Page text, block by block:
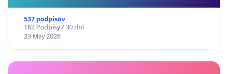
537 podpisov
162 Podpisy / 30 dni
23 May 2026